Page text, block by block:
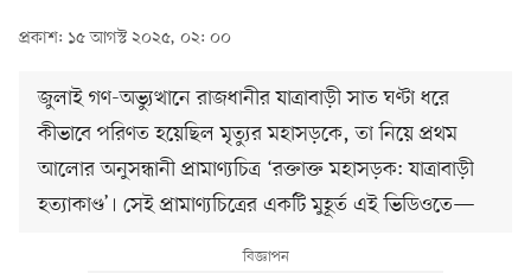
প্রকাশ: ১৫ আগস্ট ২০২৫, ০২: ০০
জুলাই গণ-অভ্যুত্থানে রাজধানীর যাত্রাবাড়ী সাত ঘণ্টা ধরে
কীভাবে পরিণত হয়েছিল মৃত্যুর মহাসড়কে, তা নিয়ে প্রথম
আলোর অনুসন্ধানী প্রামাণ্যচিত্র ‘রক্তাক্ত মহাসড়ক: যাত্রাবাড়ী
হত্যাকাণ্ড’। সেই প্রামাণ্যচিত্রের একটি মুহূর্ত এই ভিডিওতে—